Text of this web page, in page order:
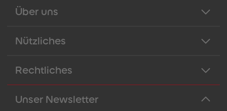
Über uns
Nützliches
Rechtliches
Unser Newsletter